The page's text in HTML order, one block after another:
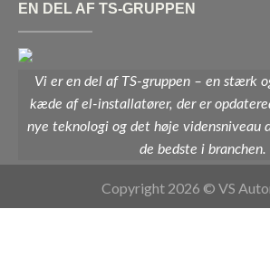
EN DEL AF TS-GRUPPEN
Vi er en del af TS-gruppen – en stærk
kæde af el-installatører, der er
nye teknologi og det høje
de bedste i branchen.
Copyright 2026 © VS